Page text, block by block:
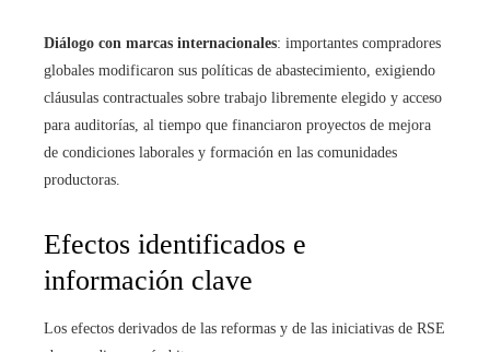
Diálogo con marcas internacionales: importantes compradores
globales modificaron sus políticas de abastecimiento, exigiendo
cláusulas contractuales sobre trabajo libremente elegido y acceso
para auditorías, al tiempo que financiaron proyectos de mejora
de condiciones laborales y formación en las comunidades
productoras.
Efectos identificados e
información clave
Los efectos derivados de las reformas y de las iniciativas de RSE